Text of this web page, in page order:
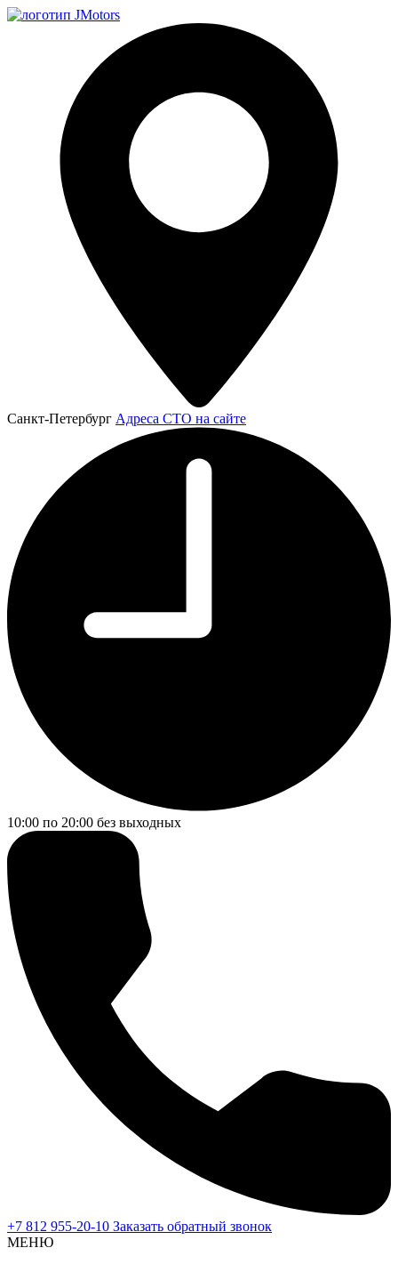
Санкт-Петербург Адреса СТО на сайте
10:00 по 20:00 без выходных
+7 812 955-20-10 Заказать обратный звонок
МЕНЮ